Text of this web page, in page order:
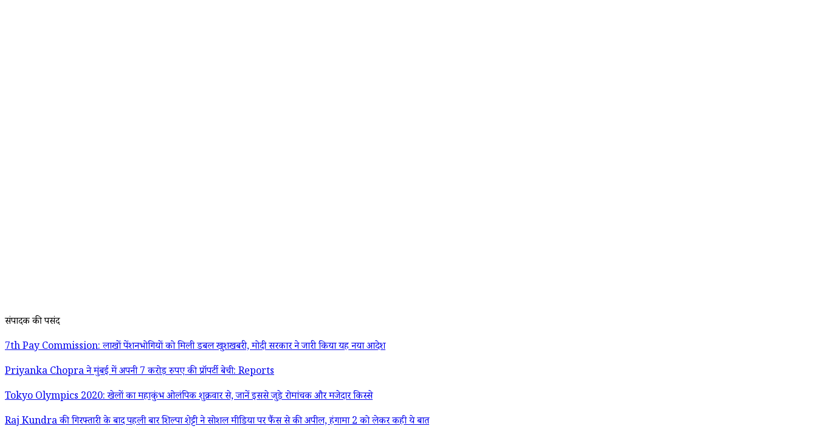
संपादक की पसंद
7th Pay Commission: लाखों पेंशनभोगियों को मिली डबल खुशखबरी, मोदी सरकार ने जारी किया यह नया आदेश
Priyanka Chopra ने मुंबई में अपनी 7 करोड़ रुपए की प्रॉपर्टी बेची: Reports
Tokyo Olympics 2020: खेलों का महाकुंभ ओलंपिक शुक्रवार से, जानें इससे जुड़े रोमांचक और मजेदार किस्से
Raj Kundra की गिरफ्तारी के बाद पहली बार शिल्पा शेट्टी ने सोशल मीडिया पर फैंस से की अपील, हंगामा 2 को लेकर कही ये बात